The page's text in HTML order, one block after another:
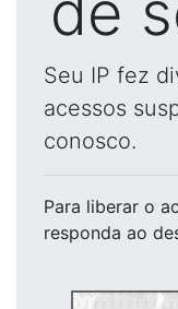
Seu IP fez
acessos
conosco.
Para liberar o
responda ao